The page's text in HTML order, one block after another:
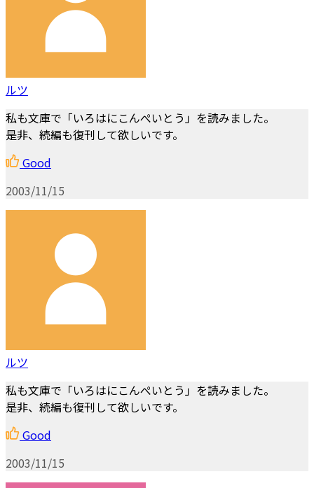
ルツ
私も文庫で「いろはにこんぺいとう」を読みました。
是非、続編も復刊して欲しいです。
Good
2003/11/15
ルツ
私も文庫で「いろはにこんぺいとう」を読みました。
是非、続編も復刊して欲しいです。
Good
2003/11/15